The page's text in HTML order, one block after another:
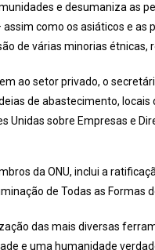
e desumaniza as
como os asiáticos e as
de várias minorias étnicas,
ao setor privado, o
de abastecimento,
Unidas sobre Empresas e
da ONU, inclui a
de Todas as Formas
das mais diversas
e uma humanidade